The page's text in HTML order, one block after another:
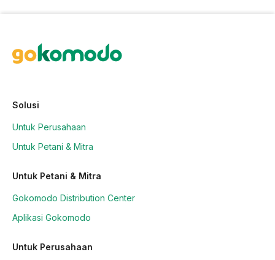
Solusi
Untuk Perusahaan
Untuk Petani & Mitra
Untuk Petani & Mitra
Gokomodo Distribution Center
Aplikasi Gokomodo
Untuk Perusahaan